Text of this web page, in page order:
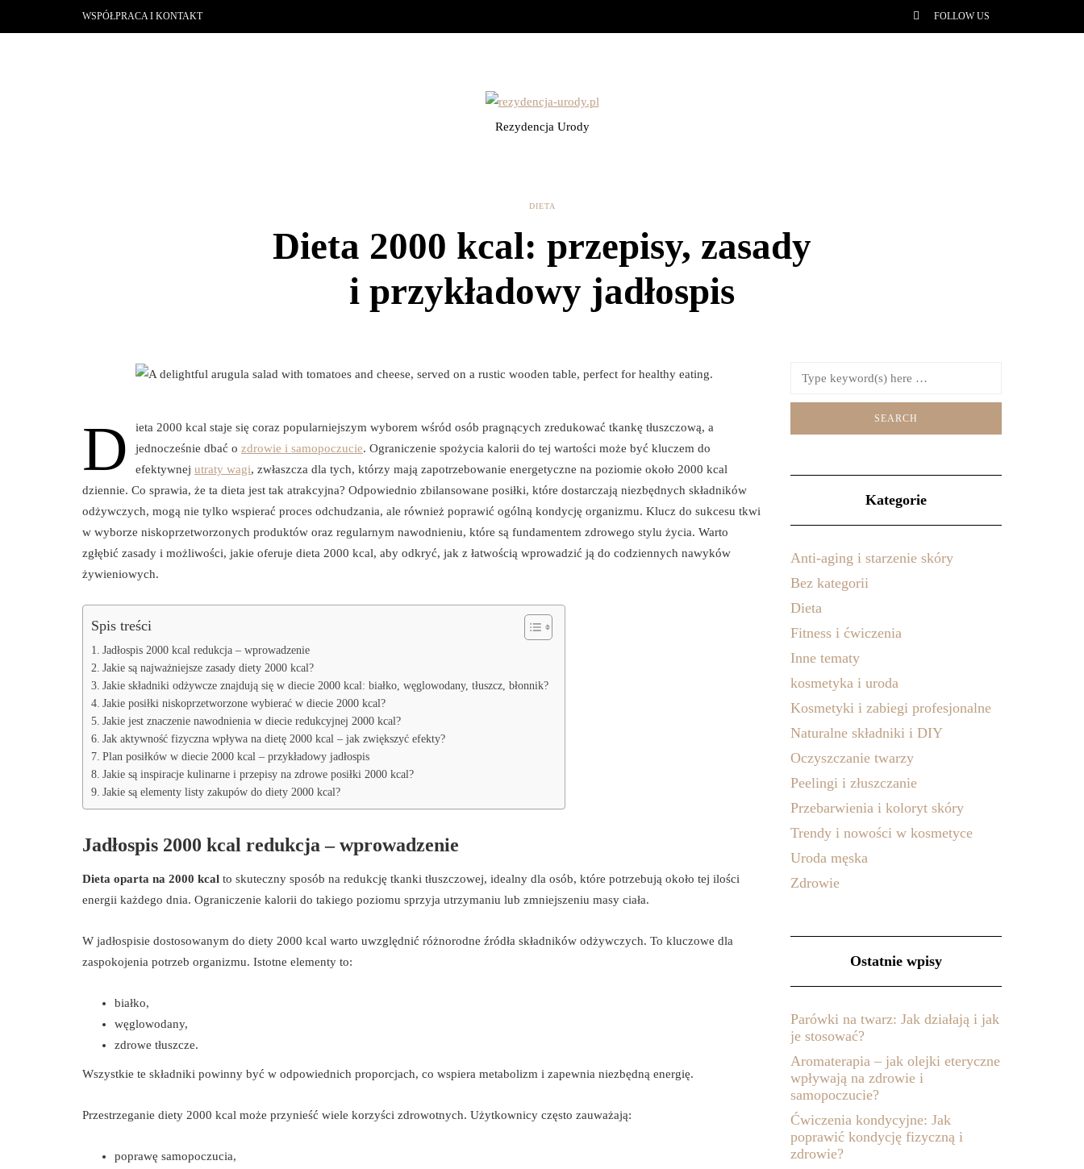
WSPÓŁPRACA I KONTAKT FOLLOW US
Rezydencja Urody
DIETA
Dieta 2000 kcal: przepisy, zasady
i przykładowy jadłospis
D
ieta 2000 kcal staje się coraz popularniejszym wyborem wśród osób pragnących zredukować tkankę tłuszczową, a
jednocześnie dbać o zdrowie i samopoczucie. Ograniczenie spożycia kalorii do tej wartości może być kluczem do
efektywnej utraty wagi, zwłaszcza dla tych, którzy mają zapotrzebowanie energetyczne na poziomie około 2000 kcal
dziennie. Co sprawia, że ta dieta jest tak atrakcyjna? Odpowiednio zbilansowane posiłki, które dostarczają niezbędnych składników
odżywczych, mogą nie tylko wspierać proces odchudzania, ale również poprawić ogólną kondycję organizmu. Klucz do sukcesu tkwi
w wyborze niskoprzetworzonych produktów oraz regularnym nawodnieniu, które są fundamentem zdrowego stylu życia. Warto
zgłębić zasady i możliwości, jakie oferuje dieta 2000 kcal, aby odkryć, jak z łatwością wprowadzić ją do codziennych nawyków
żywieniowych.
Spis treści
Jadłospis 2000 kcal redukcja – wprowadzenie
Jakie są najważniejsze zasady diety 2000 kcal?
Jakie składniki odżywcze znajdują się w diecie 2000 kcal: białko, węglowodany, tłuszcz, błonnik?
Jakie posiłki niskoprzetworzone wybierać w diecie 2000 kcal?
Jakie jest znaczenie nawodnienia w diecie redukcyjnej 2000 kcal?
Jak aktywność fizyczna wpływa na dietę 2000 kcal – jak zwiększyć efekty?
Plan posiłków w diecie 2000 kcal – przykładowy jadłospis
Jakie są inspiracje kulinarne i przepisy na zdrowe posiłki 2000 kcal?
Jakie są elementy listy zakupów do diety 2000 kcal?
Jadłospis 2000 kcal redukcja – wprowadzenie
Dieta oparta na 2000 kcal to skuteczny sposób na redukcję tkanki tłuszczowej, idealny dla osób, które potrzebują około tej ilości
energii każdego dnia. Ograniczenie kalorii do takiego poziomu sprzyja utrzymaniu lub zmniejszeniu masy ciała.
W jadłospisie dostosowanym do diety 2000 kcal warto uwzględnić różnorodne źródła składników odżywczych. To kluczowe dla
zaspokojenia potrzeb organizmu. Istotne elementy to:
białko,
węglowodany,
zdrowe tłuszcze.
Wszystkie te składniki powinny być w odpowiednich proporcjach, co wspiera metabolizm i zapewnia niezbędną energię.
Przestrzeganie diety 2000 kcal może przynieść wiele korzyści zdrowotnych. Użytkownicy często zauważają:
poprawę samopoczucia,
Kategorie
Anti-aging i starzenie skóry
Bez kategorii
Dieta
Fitness i ćwiczenia
Inne tematy
kosmetyka i uroda
Kosmetyki i zabiegi profesjonalne
Naturalne składniki i DIY
Oczyszczanie twarzy
Peelingi i złuszczanie
Przebarwienia i koloryt skóry
Trendy i nowości w kosmetyce
Uroda męska
Zdrowie
Ostatnie wpisy
Parówki na twarz: Jak działają i jak
je stosować?
Aromaterapia – jak olejki eteryczne
wpływają na zdrowie i
samopoczucie?
Ćwiczenia kondycyjne: Jak
poprawić kondycję fizyczną i
zdrowie?